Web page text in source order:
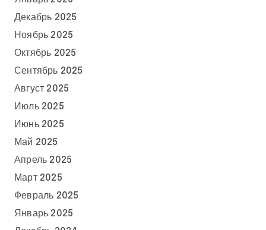
Декабрь 2025
Ноябрь 2025
Октябрь 2025
Сентябрь 2025
Август 2025
Июль 2025
Июнь 2025
Май 2025
Апрель 2025
Март 2025
Февраль 2025
Январь 2025